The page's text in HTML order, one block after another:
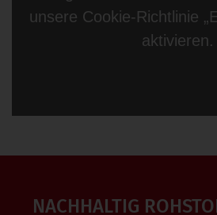
unsere Cookie-Richtlinie
aktivieren.
NACHHALTIG